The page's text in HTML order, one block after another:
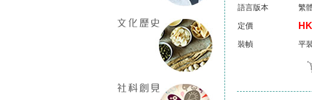
語言版本
繁
定價
裝幀 平